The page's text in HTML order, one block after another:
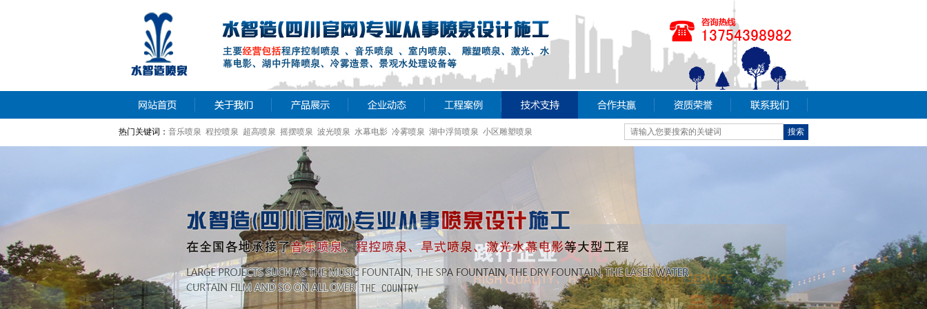
热门关键词： 音乐喷泉 程控喷泉 超高喷泉 摇摆喷泉 波光喷泉 水幕电影 冷雾喷泉 湖中浮筒喷泉 小区雕塑喷泉